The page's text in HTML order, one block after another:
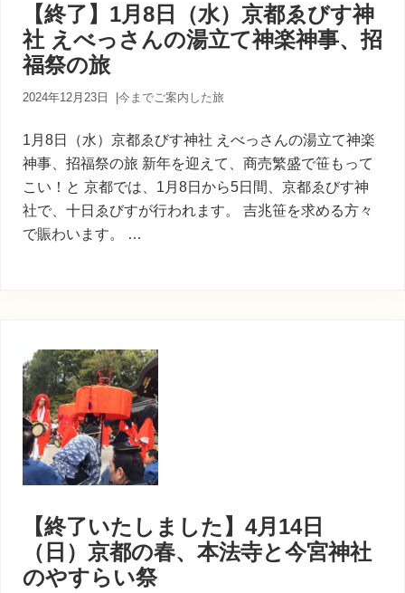
【終了】1月8日（水）京都ゑびす神
社 えべっさんの湯立て神楽神事、招
福祭の旅
2024年12月23日 今までご案内した旅
1月8日（水）京都ゑびす神社 えべっさんの湯立て神楽
神事、招福祭の旅 新年を迎えて、商売繁盛で笹もって
こい！と 京都では、1月8日から5日間、京都ゑびす神
社で、十日ゑびすが行われます。 吉兆笹を求める方々
で賑わいます。 …
【終了いたしました】4月14日
（日）京都の春、本法寺と今宮神社
のやすらい祭